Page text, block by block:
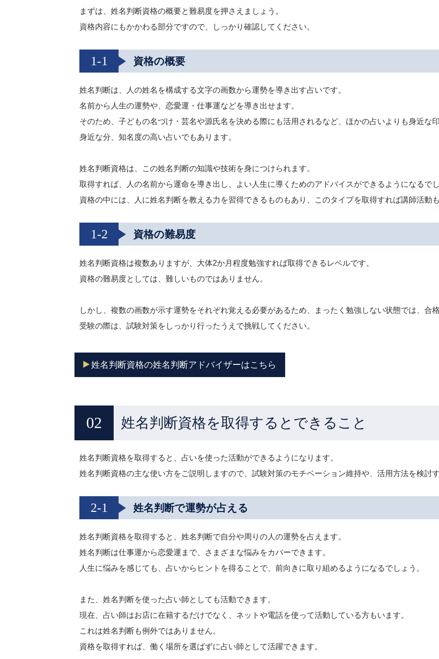
まずは、姓名判断資格の概要と難易度を押さえましょう。
資格内容にもかかわる部分ですので、しっかり確認してください。
1-1 資格の概要
姓名判断は、人の姓名を構成する文字の画数から運勢を導き出す占いです。
名前から人生の運勢や、恋愛運・仕事運などを導き出せます。
そのため、子どもの名づけ・芸名や源氏名を決める際にも活用されるなど、ほかの占いよりも身近な
身近な分、知名度の高い占いでもあります。
姓名判断資格は、この姓名判断の知識や技術を身につけられます。
取得すれば、人の名前から運命を導き出し、よい人生に導くためのアドバイスができるようになるでし
資格の中には、人に姓名判断を教える力を習得できるものもあり、このタイプを取得すれば講師活動
1-2 資格の難易度
姓名判断資格は複数ありますが、大体2か月程度勉強すれば取得できるレベルです。
資格の難易度としては、難しいものではありません。
しかし、複数の画数が示す運勢をそれぞれ覚える必要があるため、まったく勉強しない状態では、合
受験の際は、試験対策をしっかり行ったうえで挑戦してください。
姓名判断資格の姓名判断アドバイザーはこちら
姓名判断資格を取得するとできること
姓名判断資格を取得すると、占いを使った活動ができるようになります。
姓名判断資格の主な使い方をご説明しますので、試験対策のモチベーション維持や、活用方法を検討
2-1 姓名判断で運勢が占える
姓名判断資格を取得すると、姓名判断で自分や周りの人の運勢を占えます。
姓名判断は仕事運から恋愛運まで、さまざまな悩みをカバーできます。
人生に悩みを感じても、占いからヒントを得ることで、前向きに取り組めるようになるでしょう。
また、姓名判断を使った占い師としても活動できます。
現在、占い師はお店に在籍するだけでなく、ネットや電話を使って活動している方もいます。
これは姓名判断も例外ではありません。
資格を取得すれば、働く場所を選ばずに占い師として活躍できます。